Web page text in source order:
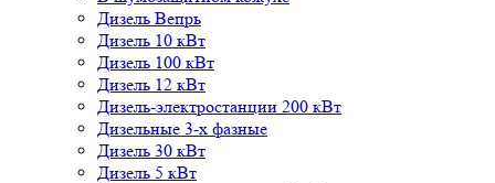
Дизель Вепрь
Дизель 10 кВт
Дизель 100 кВт
Дизель 12 кВт
Дизель-электростанции 200 кВт
Дизельные 3-х фазные
Дизель 30 кВт
Дизель 5 кВт